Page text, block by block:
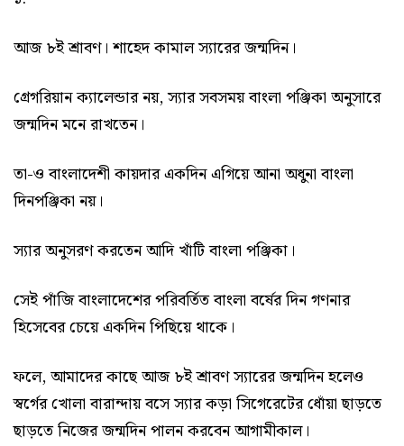
আজ ৮ই শ্রাবণ। শাহেদ কামাল স্যারের জন্মদিন।
গ্রেগরিয়ান ক্যালেন্ডার নয়, স্যার সবসময় বাংলা পঞ্জিকা অনুসারে
জন্মদিন মনে রাখতেন।
তা-ও বাংলাদেশী কায়দার একদিন এগিয়ে আনা অধুনা বাংলা
দিনপঞ্জিকা নয়।
স্যার অনুসরণ করতেন আদি খাঁটি বাংলা পঞ্জিকা।
সেই পাঁজি বাংলাদেশের পরিবর্তিত বাংলা বর্ষের দিন গণনার
হিসেবের চেয়ে একদিন পিছিয়ে থাকে।
ফলে, আমাদের কাছে আজ ৮ই শ্রাবণ স্যারের জন্মদিন হলেও
স্বর্গের খোলা বারান্দায় বসে স্যার কড়া সিগেরেটের ধোঁয়া ছাড়তে
ছাড়তে নিজের জন্মদিন পালন করবেন আগামীকাল।